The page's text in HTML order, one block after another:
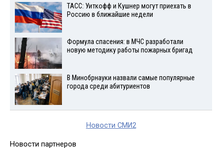
ТАСС: Уиткофф и Кушнер могут приехать в
Россию в ближайшие недели
Формула спасения: в МЧС разработали
новую методику работы пожарных бригад
В Минобрнауки назвали самые популярные
города среди абитуриентов
Новости СМИ2
Новости партнеров